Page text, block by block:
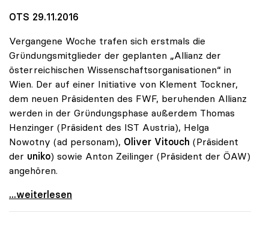
OTS 29.11.2016
Vergangene Woche trafen sich erstmals die
Gründungsmitglieder der geplanten „Allianz der
österreichischen Wissenschaftsorganisationen“ in
Wien. Der auf einer Initiative von Klement Tockner,
dem neuen Präsidenten des FWF, beruhenden Allianz
werden in der Gründungsphase außerdem Thomas
Henzinger (Präsident des IST Austria), Helga
Nowotny (ad personam), Oliver Vitouch (Präsident
der uniko) sowie Anton Zeilinger (Präsident der ÖAW)
angehören.
Allianz der Österreich.
...weiterlesen